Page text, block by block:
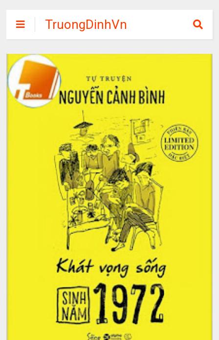
TruongDinhVn
Chia sẽ ebook,
các khóa học,
phần mềm học
tập miễn phí